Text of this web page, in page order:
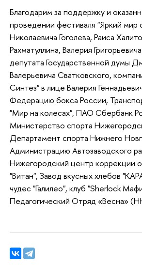
Благодарим за поддержку и
проведении фестиваля "Яркий мир
Николаевича Гоголева, Раиса
Рахматуллина, Валерия
депутата Государственной думы
Валерьевича Сватковского,
Синтез" в лице Валерия
Федерацию бокса России,
"Мир на колесах", ПАО Сбербанк
Министерство спорта
Департамент спорта Нижнего
Администрацию Автозаводского
Нижегородский центр коррекции
"Витан", Завод вкусных хлебов
чудес "Галилео", клуб "Sherlock
Педагогический Отряд «Весна»